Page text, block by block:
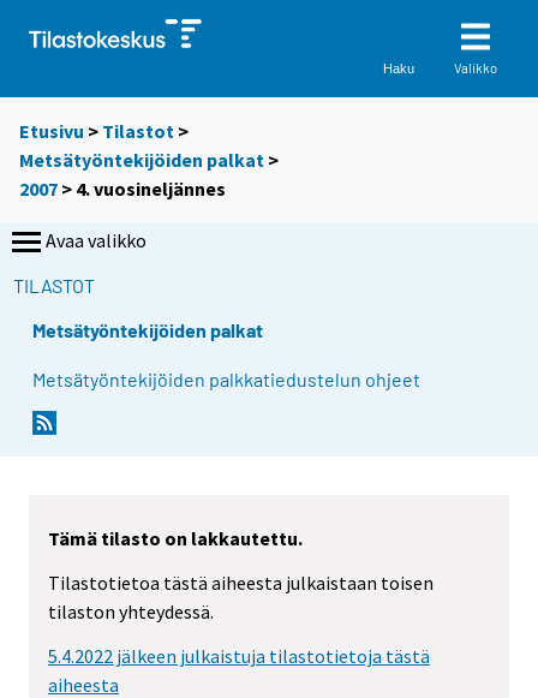
Haku Valikko
Etusivu > Tilastot >
Metsätyöntekijöiden palkat >
2007 > 4. vuosineljännes
Avaa valikko
TILASTOT
Metsätyöntekijöiden palkat
Metsätyöntekijöiden palkkatiedustelun ohjeet
Tämä tilasto on lakkautettu.
Tilastotietoa tästä aiheesta julkaistaan toisen
tilaston yhteydessä.
5.4.2022 jälkeen julkaistuja tilastotietoja tästä
aiheesta